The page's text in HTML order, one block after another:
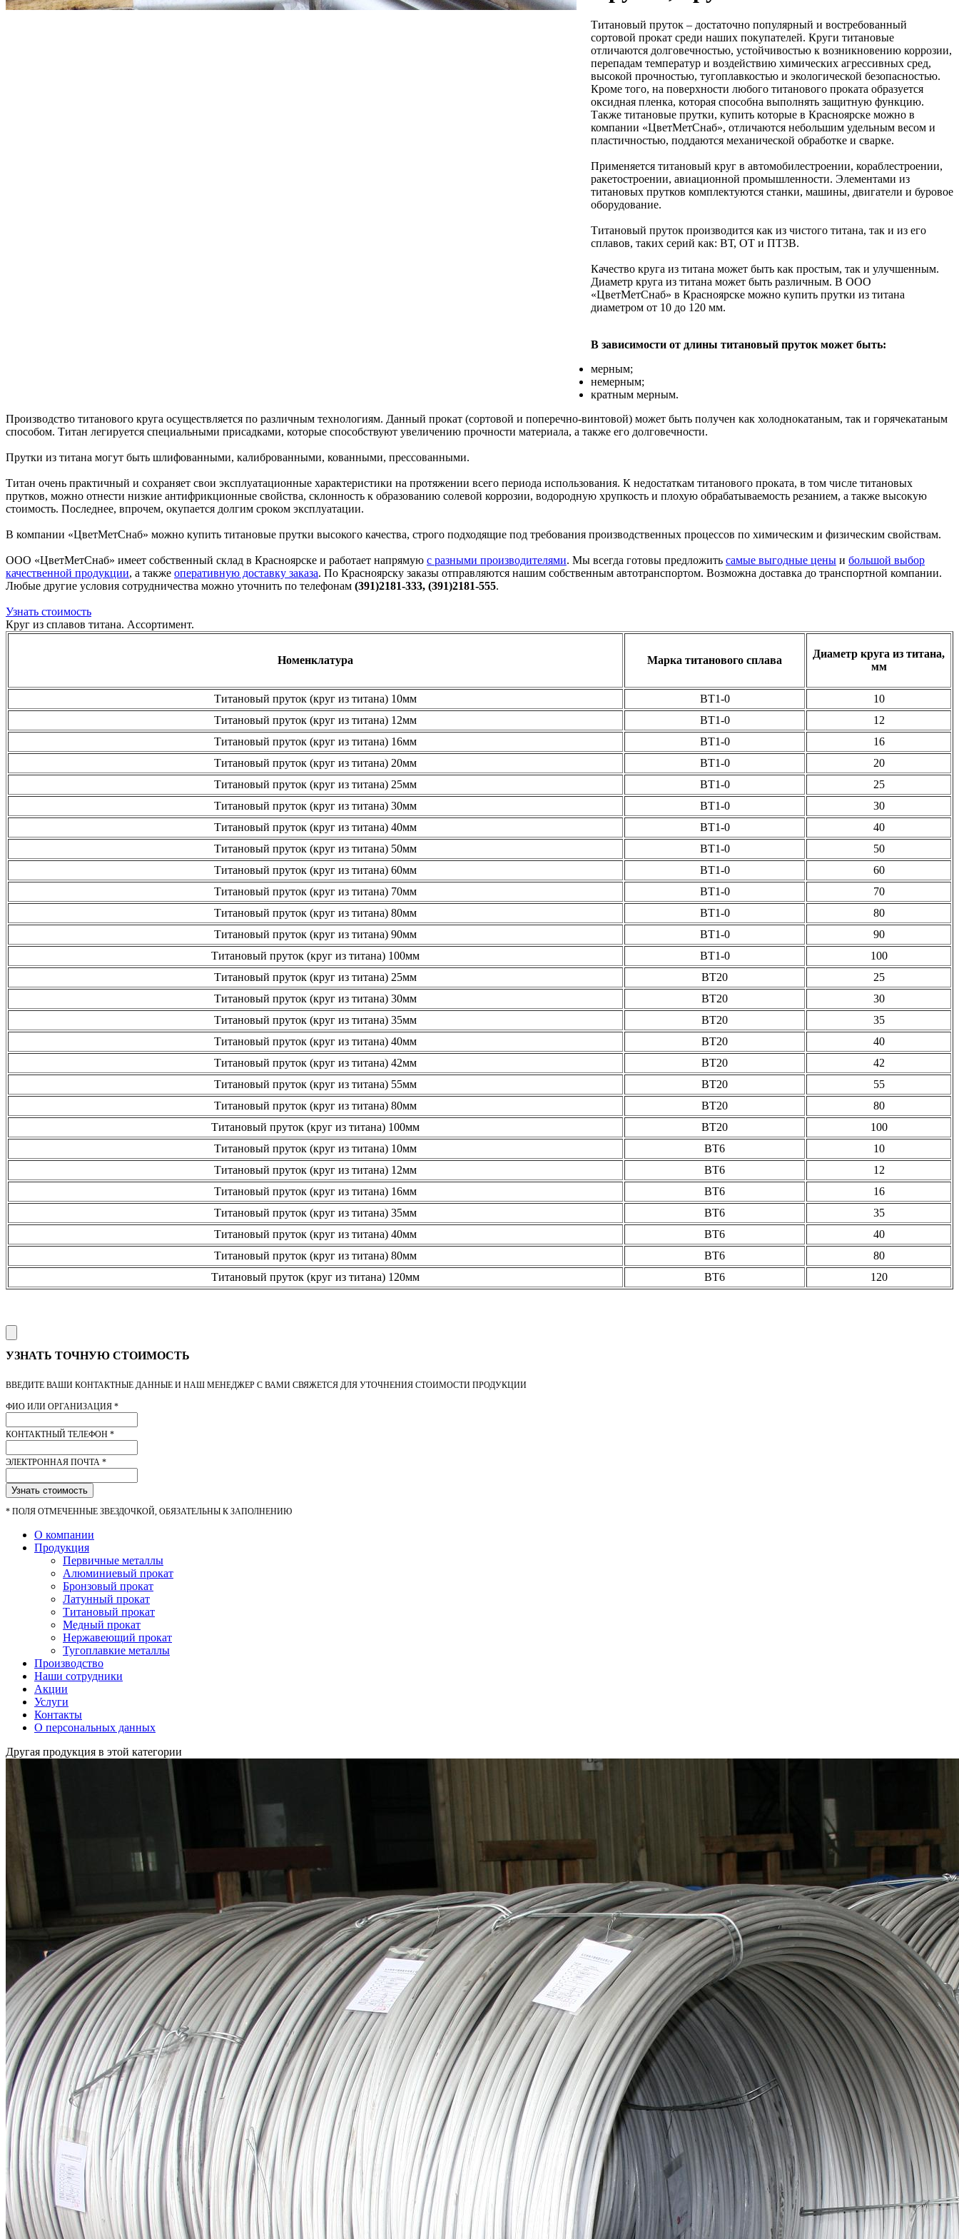
Титановый пруток – достаточно популярный и востребованный
сортовой прокат среди наших покупателей. Круги титановые
отличаются долговечностью, устойчивостью к возникновению коррозии,
перепадам температур и воздействию химических агрессивных сред,
высокой прочностью, тугоплавкостью и экологической безопасностью.
Кроме того, на поверхности любого титанового проката образуется
оксидная пленка, которая способна выполнять защитную функцию.
Также титановые прутки, купить которые в Красноярске можно в
компании «ЦветМетСнаб», отличаются небольшим удельным весом и
пластичностью, поддаются механической обработке и сварке.
Применяется титановый круг в автомобилестроении, кораблестроении,
ракетостроении, авиационной промышленности. Элементами из
титановых прутков комплектуются станки, машины, двигатели и буровое
оборудование.
Титановый пруток производится как из чистого титана, так и из его
сплавов, таких серий как: ВТ, ОТ и ПТ3В.
Качество круга из титана может быть как простым, так и улучшенным.
Диаметр круга из титана может быть различным. В ООО
«ЦветМетСнаб» в Красноярске можно купить прутки из титана
диаметром от 10 до 120 мм.
В зависимости от длины титановый пруток может быть:
мерным;
немерным;
кратным мерным.
Производство титанового круга осуществляется по различным технологиям. Данный прокат (сортовой и поперечно-винтовой) может быть получен как холоднокатаным, так и горячекатаным
способом. Титан легируется специальными присадками, которые способствуют увеличению прочности материала, а также его долговечности.
Прутки из титана могут быть шлифованными, калиброванными, кованными, прессованными.
Титан очень практичный и сохраняет свои эксплуатационные характеристики на протяжении всего периода использования. К недостаткам титанового проката, в том числе титановых
прутков, можно отнести низкие антифрикционные свойства, склонность к образованию солевой коррозии, водородную хрупкость и плохую обрабатываемость резанием, а также высокую
стоимость. Последнее, впрочем, окупается долгим сроком эксплуатации.
В компании «ЦветМетСнаб» можно купить титановые прутки высокого качества, строго подходящие под требования производственных процессов по химическим и физическим свойствам.
ООО «ЦветМетСнаб» имеет собственный склад в Красноярске и работает напрямую с разными производителями. Мы всегда готовы предложить самые выгодные цены и большой выбор
качественной продукции, а также оперативную доставку заказа. По Красноярску заказы отправляются нашим собственным автотранспортом. Возможна доставка до транспортной компании.
Любые другие условия сотрудничества можно уточнить по телефонам (391)2181-333, (391)2181-555.
Узнать стоимость
Круг из сплавов титана. Ассортимент.
Номенклатура Марка титанового сплава
Диаметр круга из титана,
мм
Титановый пруток (круг из титана) 10мм ВТ1-0
10
Титановый пруток (круг из титана) 12мм
ВТ1-0
12
Титановый пруток (круг из титана) 16мм
ВТ1-0
16
Титановый пруток (круг из титана) 20мм
ВТ1-0
20
Титановый пруток (круг из титана) 25мм
ВТ1-0
25
Титановый пруток (круг из титана) 30мм
ВТ1-0
30
Титановый пруток (круг из титана) 40мм
ВТ1-0
40
Титановый пруток (круг из титана) 50мм
ВТ1-0
50
Титановый пруток (круг из титана) 60мм
ВТ1-0
60
Титановый пруток (круг из титана) 70мм
ВТ1-0
70
Титановый пруток (круг из титана) 80мм
ВТ1-0
80
Титановый пруток (круг из титана) 90мм
ВТ1-0
90
Титановый пруток (круг из титана) 100мм
ВТ1-0
100
Титановый пруток (круг из титана) 25мм
ВТ20
25
Титановый пруток (круг из титана) 30мм
ВТ20
30
Титановый пруток (круг из титана) 35мм
ВТ20
35
Титановый пруток (круг из титана) 40мм
ВТ20
40
Титановый пруток (круг из титана) 42мм
ВТ20
42
Титановый пруток (круг из титана) 55мм
ВТ20
55
Титановый пруток (круг из титана) 80мм
ВТ20
80
Титановый пруток (круг из титана) 100мм
ВТ20
100
Титановый пруток (круг из титана) 10мм
ВТ6
10
Титановый пруток (круг из титана) 12мм
ВТ6
12
Титановый пруток (круг из титана) 16мм
ВТ6
16
Титановый пруток (круг из титана) 35мм
ВТ6
35
Титановый пруток (круг из титана) 40мм
ВТ6
40
Титановый пруток (круг из титана) 80мм
ВТ6
80
Титановый пруток (круг из титана) 120мм
ВТ6 120
УЗНАТЬ ТОЧНУЮ СТОИМОСТЬ
ВВЕДИТЕ ВАШИ КОНТАКТНЫЕ ДАННЫЕ И НАШ МЕНЕДЖЕР С ВАМИ СВЯЖЕТСЯ ДЛЯ УТОЧНЕНИЯ СТОИМОСТИ ПРОДУКЦИИ
ФИО ИЛИ ОРГАНИЗАЦИЯ *
КОНТАКТНЫЙ ТЕЛЕФОН *
ЭЛЕКТРОННАЯ ПОЧТА *
Узнать стоимость
* ПОЛЯ ОТМЕЧЕННЫЕ ЗВЕЗДОЧКОЙ, ОБЯЗАТЕЛЬНЫ К ЗАПОЛНЕНИЮ
О компании
Продукция
Первичные металлы
Алюминиевый прокат
Бронзовый прокат
Латунный прокат
Титановый прокат
Медный прокат
Нержавеющий прокат
Тугоплавкие металлы
Производство
Наши сотрудники
Акции
Услуги
Контакты
О персональных данных
Другая продукция в этой категории